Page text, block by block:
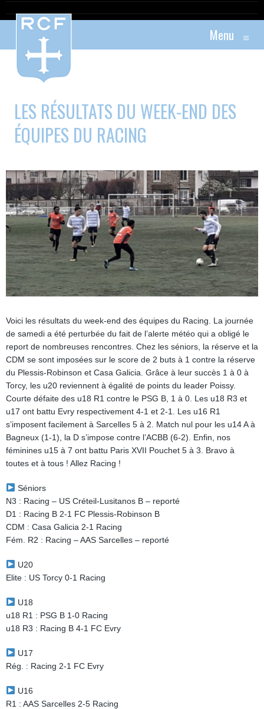
Menu ≡
LES RÉSULTATS DU WEEK-END DES
ÉQUIPES DU RACING
Voici les résultats du week-end des équipes du Racing. La journée
de samedi a été perturbée du fait de l’alerte météo qui a obligé le
report de nombreuses rencontres. Chez les séniors, la réserve et la
CDM se sont imposées sur le score de 2 buts à 1 contre la réserve
du Plessis-Robinson et Casa Galicia. Grâce à leur succès 1 à 0 à
Torcy, les u20 reviennent à égalité de points du leader Poissy.
Courte défaite des u18 R1 contre le PSG B, 1 à 0. Les u18 R3 et
u17 ont battu Evry respectivement 4-1 et 2-1. Les u16 R1
s’imposent facilement à Sarcelles 5 à 2. Match nul pour les u14 A à
Bagneux (1-1), la D s’impose contre l’ACBB (6-2). Enfin, nos
féminines u15 à 7 ont battu Paris XVII Pouchet 5 à 3. Bravo à
toutes et à tous ! Allez Racing !
Séniors
N3 : Racing – US Créteil-Lusitanos B – reporté
D1 : Racing B 2-1 FC Plessis-Robinson B
CDM : Casa Galicia 2-1 Racing
Fém. R2 : Racing – AAS Sarcelles – reporté
U20
Elite : US Torcy 0-1 Racing
U18
u18 R1 : PSG B 1-0 Racing
u18 R3 : Racing B 4-1 FC Evry
U17
Rég. : Racing 2-1 FC Evry
U16
R1 : AAS Sarcelles 2-5 Racing